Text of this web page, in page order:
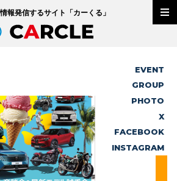
報発信するサイト「カーくる 」
EVENT
GROUP
PHOTO
X
FACEBOOK
INSTAGRAM